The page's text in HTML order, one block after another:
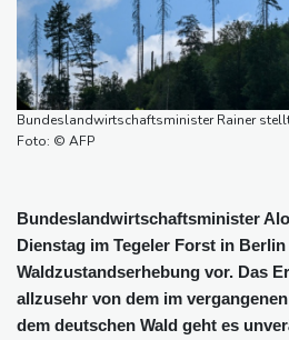
Nilpferd-Baby von Herde von
und dann doch gestorben
Niedrigwasser: Ex-
grundsätzliche Gegenmaßnahmen
Investoren-Affäre: Fifa-Spitze
Bundeslandwirtschaftsminister Rainer
Foto: © AFP
Bundeslandwirtschaftsminister
Dienstag im Tegeler Forst in
Waldzustandserhebung vor. Das
allzusehr von dem im
dem deutschen Wald geht es